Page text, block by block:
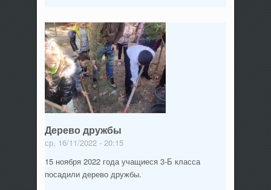
Дерево дружбы
ср, 16/11/2022 - 20:15
15 ноября 2022 года учащиеся 3-Б класса
посадили дерево дружбы.